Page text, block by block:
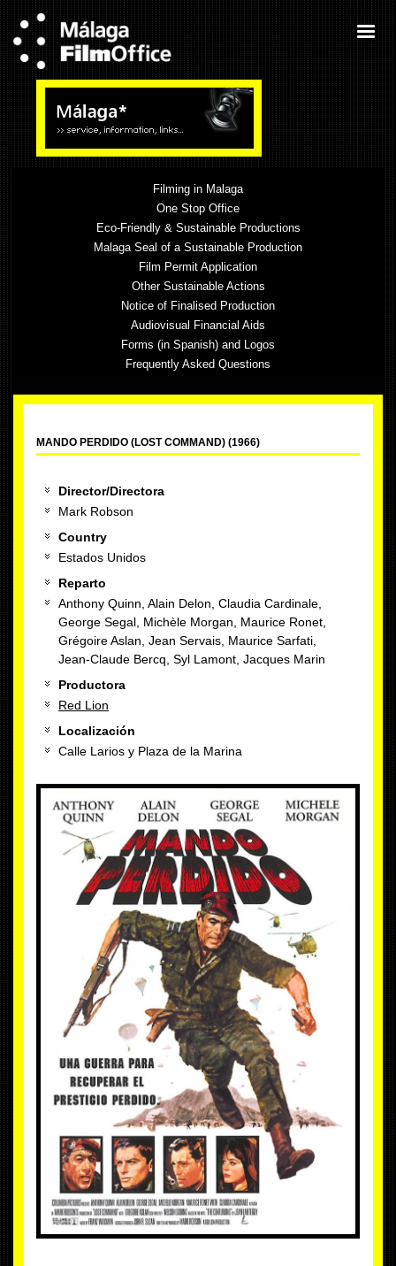
Filming in Malaga
One Stop Office
Eco-Friendly & Sustainable Productions
Malaga Seal of a Sustainable Production
Film Permit Application
Other Sustainable Actions
Notice of Finalised Production
Audiovisual Financial Aids
Forms (in Spanish) and Logos
Frequently Asked Questions
MANDO PERDIDO (LOST COMMAND) (1966)
Director/Directora
Mark Robson
Country
Estados Unidos
Reparto
Anthony Quinn, Alain Delon, Claudia Cardinale,
George Segal, Michèle Morgan, Maurice Ronet,
Grégoire Aslan, Jean Servais, Maurice Sarfati,
Jean-Claude Bercq, Syl Lamont, Jacques Marin
Productora
Red Lion
Localización
Calle Larios y Plaza de la Marina